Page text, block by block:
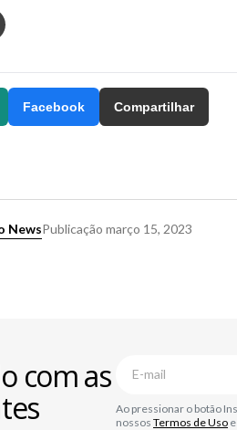
Facebook Compartilhar
NewsPublicação março 15, 2023
com as
Ao pressionar o botão
nossos Termos de Uso